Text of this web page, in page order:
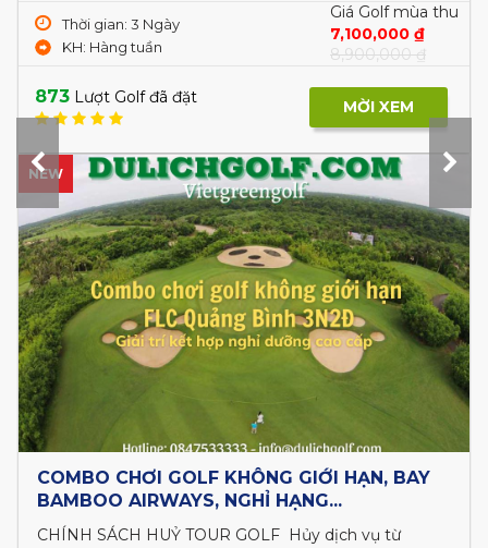
Thời gian: 3 Ngày
KH: Hàng tuần
Giá Golf mùa thu
7,100,000 ₫
8,900,000 ₫
873 Lượt Golf đã đặt MỜI XEM
NEW
COMBO CHƠI GOLF KHÔNG GIỚI HẠN, BAY
BAMBOO AIRWAYS, NGHỈ HẠNG...
CHÍNH SÁCH HUỶ TOUR GOLF Hủy dịch vụ từ